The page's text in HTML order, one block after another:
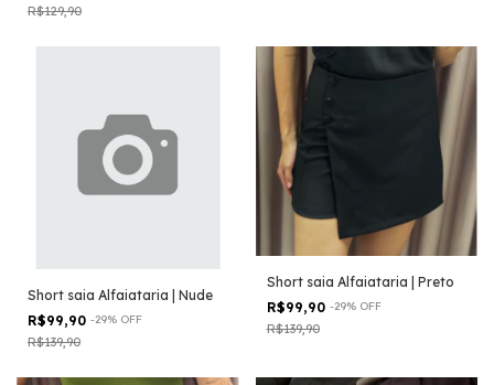
R$129,90
Short saia Alfaiataria | Nude
R$99,90 -29% OFF
R$139,90
Short saia Alfaiataria | Preto
R$99,90 -29% OFF
R$139,90